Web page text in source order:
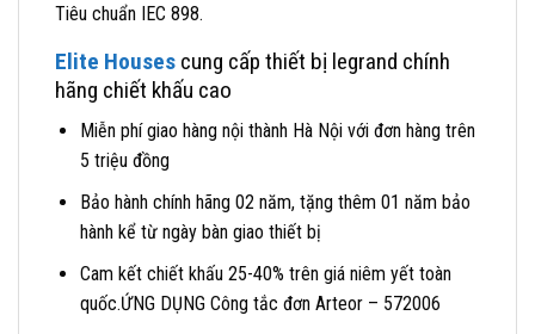
Tiêu chuẩn IEC 898.
Elite Houses cung cấp thiết bị legrand chính
hãng chiết khấu cao
Miễn phí giao hàng nội thành Hà Nội với đơn hàng trên
5 triệu đồng
Bảo hành chính hãng 02 năm, tặng thêm 01 năm bảo
hành kể từ ngày bàn giao thiết bị
Cam kết chiết khấu 25-40% trên giá niêm yết toàn
quốc.ỨNG DỤNG Công tắc đơn Arteor – 572006